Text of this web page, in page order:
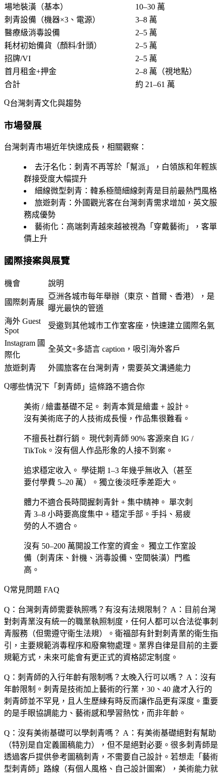
場地裝潢（基本）
10–30 萬
刺青設備（機器×3、電源）
3–8 萬
醫療級消毒設備
2–5 萬
耗材初始備貨（顏料/針頭）
2–5 萬
招牌/VI
2–5 萬
首月租金+押金
2–8 萬（視地點）
合計
約 21–61 萬
台灣刺青文化與趨勢
市場發展
台灣刺青市場近年快速成長，相關觀察：
去汙名化 ：刺青不再等於「幫派」，白領族和年輕族
群接受度大幅提升
細線微型刺青 ：韓系極簡細線刺青是目前最熱門風格
旅遊刺青 ：外國觀光客在台灣刺青需求增加，英文服
務成優勢
藝術化 ：高端刺青越來越被視為「穿戴藝術」，客單
價上升
國際接案與展覽
機會 說明
國際刺青展
亞洲各城市每年舉辦（東京、首爾、香港），是
曝光最快的管道
海外 Guest
Spot
受邀到其他城市工作室客座，快速建立國際名氣
Instagram 國
際化
全英文+多語言 caption，吸引海外客戶
旅遊刺青 外國旅客在台灣刺青，需要英文溝通能力
哪些情況下「刺青師」這條路不適合你
美術 / 繪畫基礎不足。 刺青本質是繪畫 + 設計。
沒有美術底子的人技術成長慢，作品集很難看。
不擅長社群行銷。 現代刺青師 90% 客源來自 IG /
TikTok。沒有個人作品形象的人接不到案。
追求穩定收入。 學徒期 1–3 年幾乎無收入（甚至
要付學費 5–20 萬）。獨立後淡旺季差距大。
體力不適合長時間握刺青針 + 集中精神。 單次刺
青 3–8 小時要高度集中 + 穩定手部。手抖、易疲
勞的人不適合。
沒有 50–200 萬開設工作室的資金。 獨立工作室設
備（刺青床、針機、消毒設備、空間裝潢）門檻
高。
常見問題 FAQ
Q：台灣刺青師需要執照嗎？有沒有法規限制？ A：目前台灣
對刺青業沒有統一的職業執照制度，任何人都可以合法從事刺
青服務（但需遵守衛生法規）。衛福部有針對刺青業的衛生指
引，主要規範消毒程序和廢棄物處理。業界自律是目前的主要
規範方式，未來可能會有更正式的資格認定制度。
Q：刺青師的入行年齡有限制嗎？太晚入行可以嗎？ A：沒有
年齡限制。刺青是技術加上藝術的行業，30、40 歲才入行的
刺青師並不罕見，且人生歷練有時反而讓作品更有深度。重要
的是手眼協調能力、藝術感和學習熱忱，而非年齡。
Q：沒有美術基礎可以學刺青嗎？ A：有美術基礎絕對有幫助
（特別是自定義圖稿能力），但不是絕對必要。很多刺青師是
透過客戶提供參考圖稿刺青，不需要自己設計。若想走「藝術
型刺青師」路線（有個人風格、自己設計圖案），美術能力就